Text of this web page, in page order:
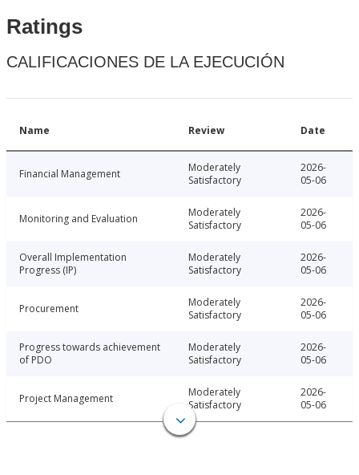
Ratings
CALIFICACIONES DE LA EJECUCIÓN
Name Review Date
Financial Management
Moderately
Satisfactory
2026-
05-06
Monitoring and Evaluation
Moderately
Satisfactory
2026-
05-06
Overall Implementation
Progress (IP)
Moderately
Satisfactory
2026-
05-06
Procurement
Moderately
Satisfactory
2026-
05-06
Progress towards achievement
of PDO
Moderately
Satisfactory
2026-
05-06
Project Management
Moderately
Satisfactory
2026-
05-06